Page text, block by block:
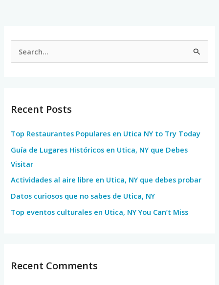
c
f
o
r
:
Recent Posts
Top Restaurantes Populares en Utica NY to Try Today
Guía de Lugares Históricos en Utica, NY que Debes
Visitar
Actividades al aire libre en Utica, NY que debes probar
Datos curiosos que no sabes de Utica, NY
Top eventos culturales en Utica, NY You Can’t Miss
Recent Comments